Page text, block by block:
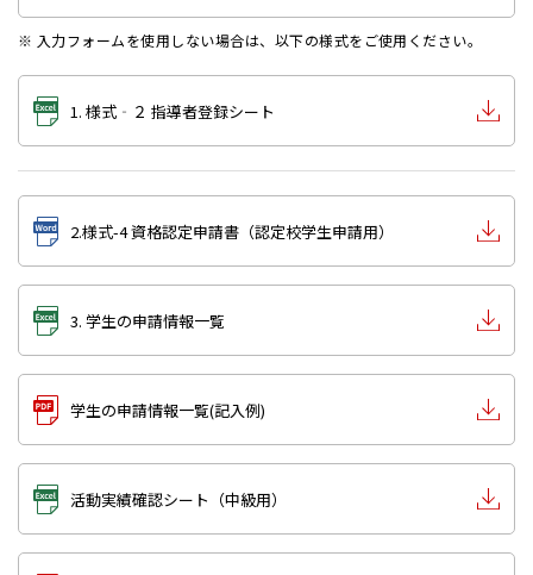
※ 入力フォームを使用しない場合は、以下の様式をご使用ください。
1. 様式‐２ 指導者登録シート
2.様式-4 資格認定申請書（認定校学生申請用）
3. 学生の申請情報一覧
学生の申請情報一覧(記入例)
活動実績確認シート（中級用）